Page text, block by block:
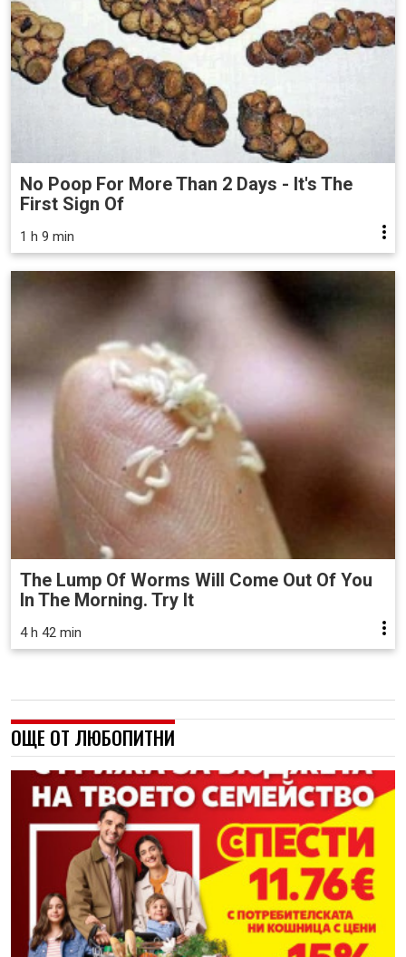
No Poop For More Than 2 Days - It's The
First Sign Of
1 h 9 min
The Lump Of Worms Will Come Out Of You
In The Morning. Try It
4 h 42 min
ОЩЕ ОТ ЛЮБОПИТНИ